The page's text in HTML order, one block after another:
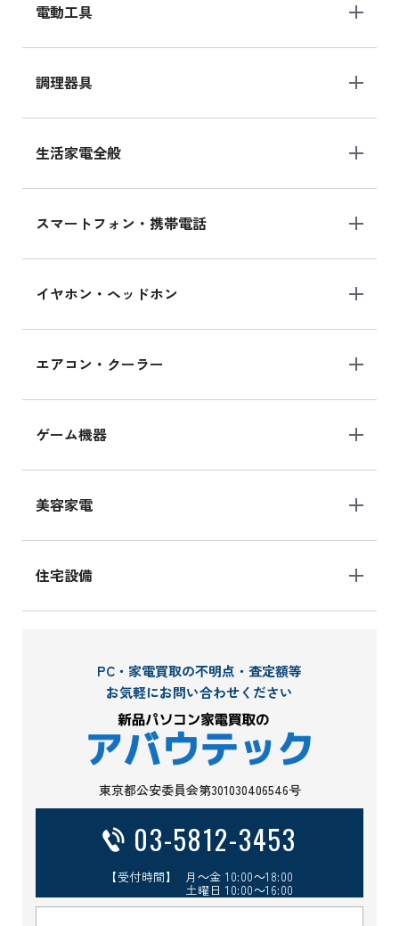
電動工具
調理器具
生活家電全般
スマートフォン・携帯電話
イヤホン・ヘッドホン
エアコン・クーラー
ゲーム機器
美容家電
住宅設備
PC・家電買取の不明点・査定額等
お気軽にお問い合わせください
東京都公安委員会第301030406546号
03-5812-3453
【受付時間】 月～金 10:00～18:00
土曜日 10:00～16:00